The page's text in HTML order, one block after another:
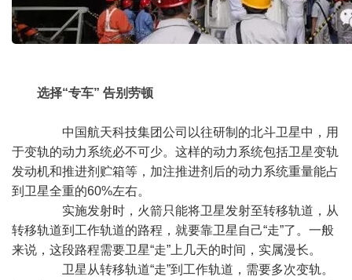
选择“专车” 告别劳顿
中国航天科技集团公司以往研制的北斗卫星中，用
于变轨的动力系统必不可少。这样的动力系统包括卫星变轨
发动机和推进剂贮箱等，加注推进剂后的动力系统重量能占
到卫星全重的60%左右。
实施发射时，火箭只能将卫星发射至转移轨道，从
转移轨道到工作轨道的路程，就要靠卫星自己“走”了。一般
来说，这段路程需要卫星“走”上几天的时间，实属漫长。
卫星从转移轨道“走”到工作轨道，需要多次变轨。